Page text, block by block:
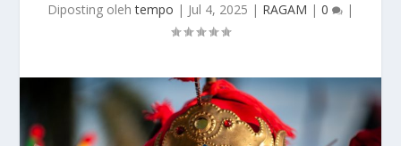
Diposting olehtempo | Jul 4, 2025 | RAGAM | 0 |